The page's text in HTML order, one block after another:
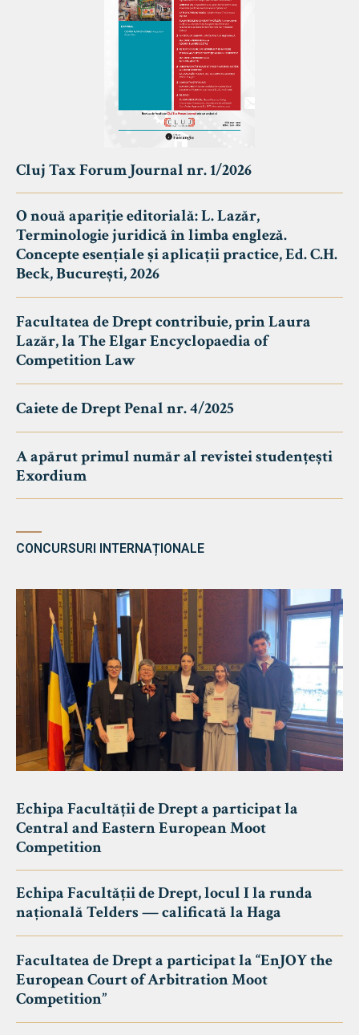
Cluj Tax Forum Journal nr. 1/2026
O nouă apariție editorială: L. Lazăr,
Terminologie juridică în limba engleză.
Concepte esențiale și aplicații practice, Ed. C.H.
Beck, București, 2026
Facultatea de Drept contribuie, prin Laura
Lazăr, la The Elgar Encyclopaedia of
Competition Law
Caiete de Drept Penal nr. 4/2025
A apărut primul număr al revistei studențești
Exordium
CONCURSURI INTERNAȚIONALE
Echipa Facultății de Drept a participat la
Central and Eastern European Moot
Competition
Echipa Facultății de Drept, locul I la runda
națională Telders — calificată la Haga
Facultatea de Drept a participat la “EnJOY the
European Court of Arbitration Moot
Competition”